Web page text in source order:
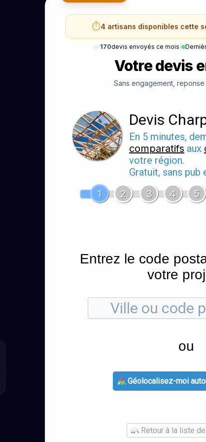
⏱️4 artisans disponibles cette
✅170devis envoyés ce mois
Votre devis
Sans engagement,
Devis
En 5 minutes,
comparatifs aux
votre région.
Gratuit, sans pub
1
2 3 4 5
Entrez le code
votre
ou
Géolocalisez-moi
Retour à la liste